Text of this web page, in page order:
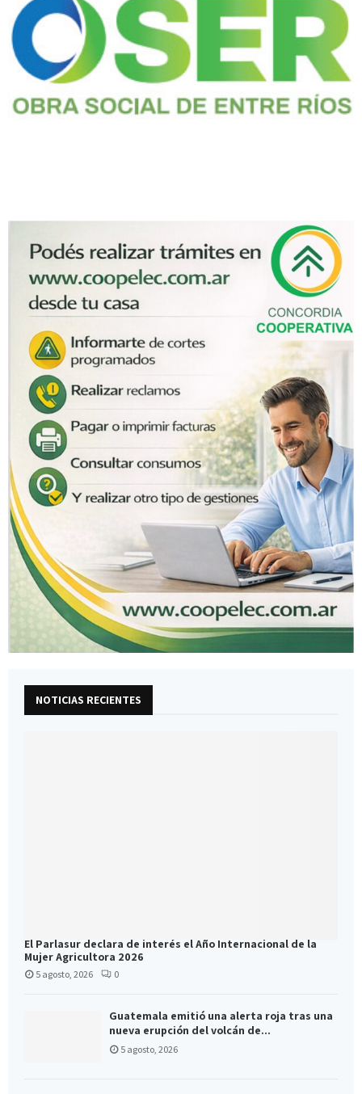
NOTICIAS RECIENTES
El Parlasur declara de interés el Año Internacional de la
Mujer Agricultora 2026
5 agosto, 2026 0
Guatemala emitió una alerta roja tras una
nueva erupción del volcán de...
5 agosto, 2026